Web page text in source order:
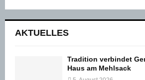
der
Beiträge
AKTUELLES
Tradition verbindet
Haus am Mehlsack